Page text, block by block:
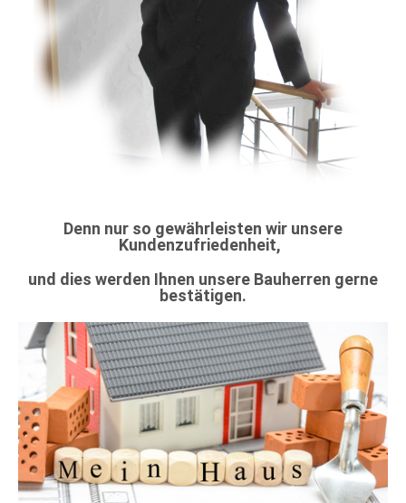
Denn nur so gewährleisten wir unsere
Kundenzufriedenheit,
und dies werden Ihnen unsere Bauherren gerne
bestätigen.